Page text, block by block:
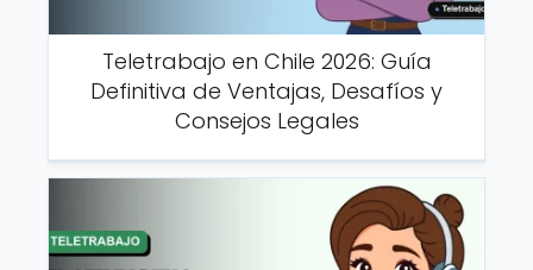
Teletrabajo en Chile 2026: Guía
Definitiva de Ventajas, Desafíos y
Consejos Legales